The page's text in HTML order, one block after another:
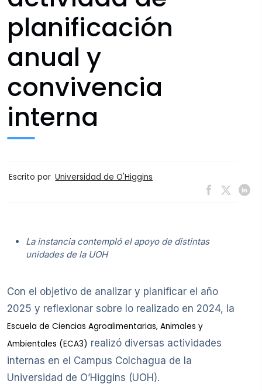
planificación
anual y
convivencia
interna
Escrito por Universidad de O'Higgins
La instancia contempló el apoyo de distintas
unidades de la UOH
Con el objetivo de analizar y planificar el año
2025 y reflexionar sobre lo realizado en 2024, la
Escuela de Ciencias Agroalimentarias, Animales y
Ambientales (ECA3) realizó diversas actividades
internas en el Campus Colchagua de la
Universidad de O’Higgins (UOH).